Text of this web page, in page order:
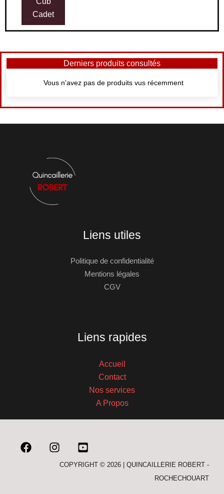
Cadet
Derniers produits consultés
Vous n'avez pas de produits vus récemment
Liens utiles
Politique de confidentialité
Mentions légales
CGV
Liens rapides
Accueil
Contact
Nos services
A Propos
COPYRIGHT © 2026 | QUINCAILLERIE ROBERT -
ROCHECHOUART